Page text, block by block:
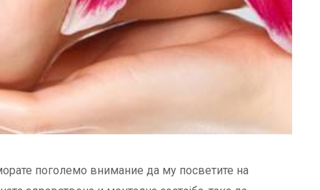
поголемо внимание да му посветите на